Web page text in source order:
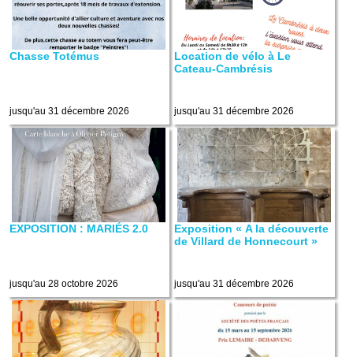
Chasse Totémus
jusqu'au 31 décembre 2026
Location de vélo à Le
Cateau-Cambrésis
jusqu'au 31 décembre 2026
EXPOSITION : MARIÉS 2.0
jusqu'au 28 octobre 2026
Exposition « A la découverte
de Villard de Honnecourt »
jusqu'au 31 décembre 2026